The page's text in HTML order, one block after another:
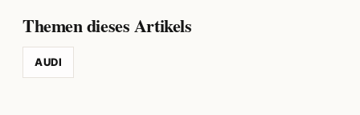
Themen dieses Artikels
AUDI